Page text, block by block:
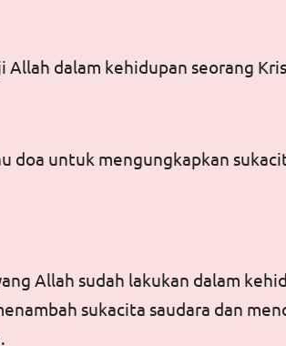
dalam kehidupan seorang
doa untuk mengungkapkan
Allah sudah lakukan dalam
sukacita saudara dan